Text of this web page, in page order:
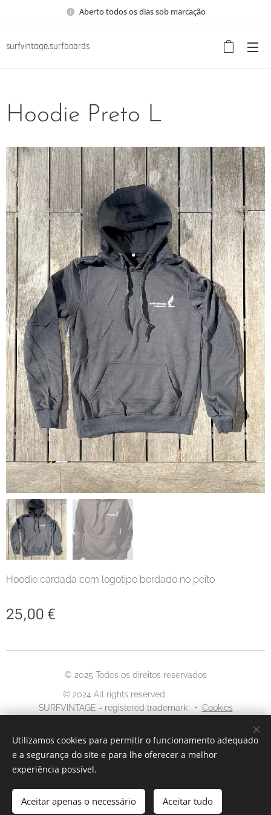
Aberto todos os dias sob marcação
surfvintage.surfboards
Hoodie Preto L
Hoodie cardada com logotipo bordado no peito
25,00 €
ADICIONAR AO CARRINHO
© 2025 Todos os direitos reservados
© 2024 All rights reserved
SURFVINTAGE - registered trademark
Cookies
Português
English
Utilizamos cookies para permitir o funcionamento adequado
e a segurança do site e para lhe oferecer a melhor
experiência possível.
Aceitar apenas o necessário Aceitar tudo